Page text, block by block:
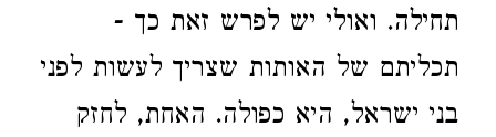
תחילה. ואולי יש לפרש זאת כך -
תכליתם של האותות שצריך לעשות לפני
בני ישראל, היא כפולה. האחת, לחזק